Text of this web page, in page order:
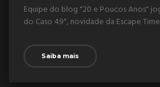
Equipe do blog "20 e Poucos Anos"
do Caso 49", novidade da Escape
Saiba mais